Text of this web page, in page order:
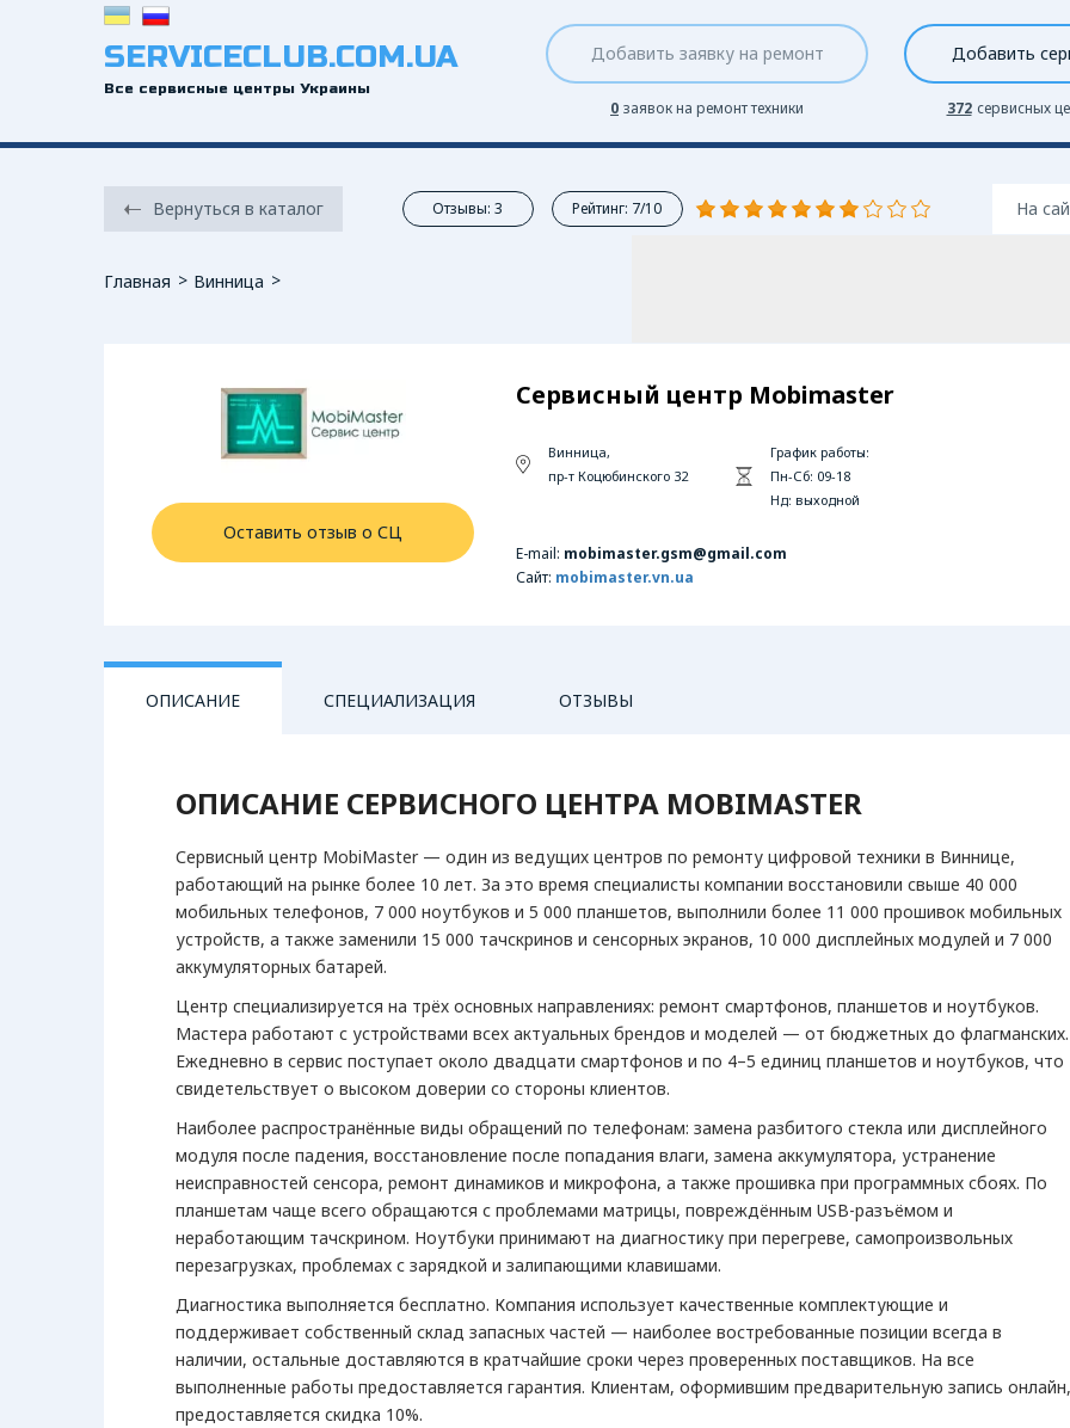
SERVICECLUB.COM.UA
Все сервисные центры Украины
Добавить заявку на ремонт
0 заявок на ремонт техники
Добавить
372 сервисных
Вернуться в каталог Отзывы: 3 Рейтинг: 7/10 На
Главная Винница
Оставить отзыв о СЦ
Сервисный центр Mobimaster
Винница,
пр-т Коцюбинского 32
График работы:
Пн-Сб: 09-18
Нд: выходной
E-mail: mobimaster.gsm@gmail.com
Сайт: mobimaster.vn.ua
ОПИСАНИЕ СПЕЦИАЛИЗАЦИЯ ОТЗЫВЫ
ОПИСАНИЕ СЕРВИСНОГО ЦЕНТРА MOBIMASTER
Сервисный центр MobiMaster — один из ведущих центров по ремонту цифровой техники в Виннице,
работающий на рынке более 10 лет. За это время специалисты компании восстановили свыше 40 000
мобильных телефонов, 7 000 ноутбуков и 5 000 планшетов, выполнили более 11 000 прошивок мобильных
устройств, а также заменили 15 000 тачскринов и сенсорных экранов, 10 000 дисплейных модулей и 7 000
аккумуляторных батарей.
Центр специализируется на трёх основных направлениях: ремонт смартфонов, планшетов и ноутбуков.
Мастера работают с устройствами всех актуальных брендов и моделей — от бюджетных до флагманских.
Ежедневно в сервис поступает около двадцати смартфонов и по 4–5 единиц планшетов и ноутбуков, что
свидетельствует о высоком доверии со стороны клиентов.
Наиболее распространённые виды обращений по телефонам: замена разбитого стекла или дисплейного
модуля после падения, восстановление после попадания влаги, замена аккумулятора, устранение
неисправностей сенсора, ремонт динамиков и микрофона, а также прошивка при программных сбоях. По
планшетам чаще всего обращаются с проблемами матрицы, повреждённым USB-разъёмом и
неработающим тачскрином. Ноутбуки принимают на диагностику при перегреве, самопроизвольных
перезагрузках, проблемах с зарядкой и залипающими клавишами.
Диагностика выполняется бесплатно. Компания использует качественные комплектующие и
поддерживает собственный склад запасных частей — наиболее востребованные позиции всегда в
наличии, остальные доставляются в кратчайшие сроки через проверенных поставщиков. На все
выполненные работы предоставляется гарантия. Клиентам, оформившим предварительную запись онлайн,
предоставляется скидка 10%.
КОМПЬЮТЕРНАЯ ТЕХНИКА ТЕЛЕФОНИЯ И СВЯЗЬ
Смартфоны